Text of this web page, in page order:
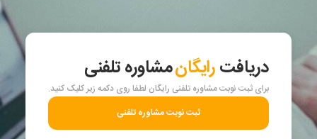
دریافترایگانمشاوره تلفنی
برای ثبت نوبت مشاوره تلفنی رایگان لطفا روی دکمه زیر کلیک کنید.
ثبت نوبت مشاوره تلفنی